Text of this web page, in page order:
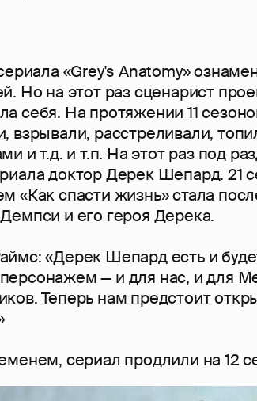
«Grey's Anatomy»
Но на этот раз сценарист
себя. На протяжении 11
взрывали, расстреливали,
и т.д. и т.п. На этот раз под
доктор Дерек Шепард. 21
«Как спасти жизнь» стала
и его героя Дерека.
«Дерек Шепард есть и
— и для нас, и для
Теперь нам предстоит
сериал продлили на 12